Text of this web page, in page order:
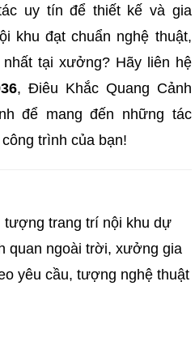
uy tín để thiết kế và gia
khu đạt chuẩn nghệ thuật,
tại xưởng? Hãy liên hệ
, Điêu Khắc Quang Cảnh
để mang đến những tác
trình của bạn!
trang trí nội khu dự
quan ngoài trời, xưởng gia
yêu cầu, tượng nghệ thuật